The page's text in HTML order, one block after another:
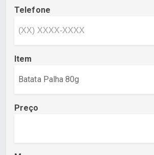
Telefone
Item
Preço